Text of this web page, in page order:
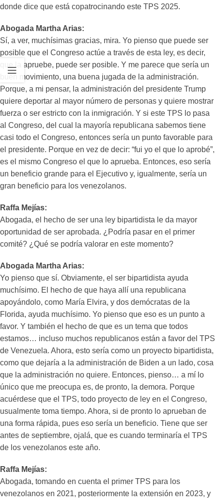
donde dice que está copatrocinando este TPS 2025.
Abogada Martha Arias:
Sí, a ver, muchísimas gracias, mira. Yo pienso que puede ser
posible que el Congreso actúe a través de esta ley, es decir,
que la apruebe, puede ser posible. Y me parece que sería un
buen movimiento, una buena jugada de la administración.
Porque, a mi pensar, la administración del presidente Trump
quiere deportar al mayor número de personas y quiere mostrar
fuerza o ser estricto con la inmigración. Y si este TPS lo pasa
al Congreso, del cual la mayoría republicana sabemos tiene
casi todo el Congreso, entonces sería un punto favorable para
el presidente. Porque en vez de decir: “fui yo el que lo aprobé”,
es el mismo Congreso el que lo aprueba. Entonces, eso sería
un beneficio grande para el Ejecutivo y, igualmente, sería un
gran beneficio para los venezolanos.
Raffa Mejías:
Abogada, el hecho de ser una ley bipartidista le da mayor
oportunidad de ser aprobada. ¿Podría pasar en el primer
comité? ¿Qué se podría valorar en este momento?
Abogada Martha Arias:
Yo pienso que sí. Obviamente, el ser bipartidista ayuda
muchísimo. El hecho de que haya allí una republicana
apoyándolo, como María Elvira, y dos demócratas de la
Florida, ayuda muchísimo. Yo pienso que eso es un punto a
favor. Y también el hecho de que es un tema que todos
estamos… incluso muchos republicanos están a favor del TPS
de Venezuela. Ahora, esto sería como un proyecto bipartidista,
como que dejaría a la administración de Biden a un lado, cosa
que la administración no quiere. Entonces, pienso… a mí lo
único que me preocupa es, de pronto, la demora. Porque
acuérdese que el TPS, todo proyecto de ley en el Congreso,
usualmente toma tiempo. Ahora, si de pronto lo aprueban de
una forma rápida, pues eso sería un beneficio. Tiene que ser
antes de septiembre, ojalá, que es cuando terminaría el TPS
de los venezolanos este año.
Raffa Mejías:
Abogada, tomando en cuenta el primer TPS para los
venezolanos en 2021, posteriormente la extensión en 2023, y